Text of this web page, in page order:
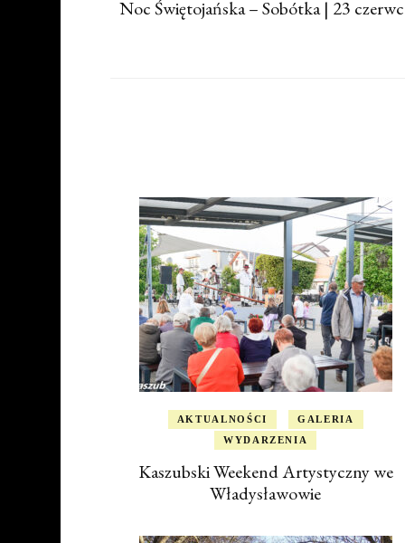
Noc Świętojańska – Sobótka | 23
AKTUALNOŚCI
GALERIA
WYDARZENIA
Kaszubski Weekend Artystyczny we
Władysławowie